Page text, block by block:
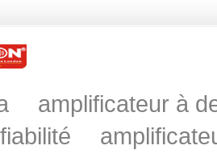
amplificateur à